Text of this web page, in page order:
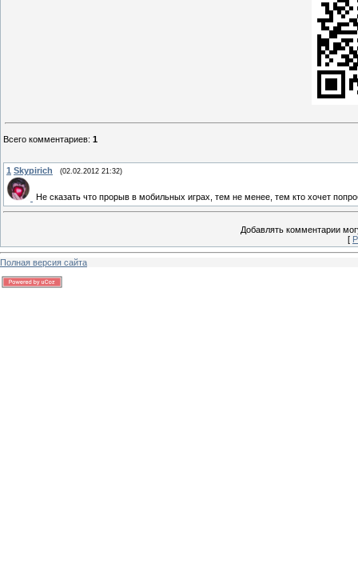
Всего комментариев: 1
1 Skypirich (02.02.2012 21:32)
Не сказать что прорыв в мобильных играх, тем не менее, тем кто хочет
Добавлять комментарии
[
Полная версия сайта